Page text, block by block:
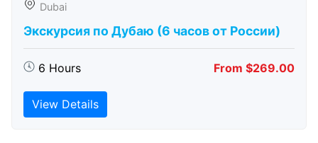
Dubai
Экскурсия по Дубаю (6 часов от России)
6 Hours From $269.00
View Details